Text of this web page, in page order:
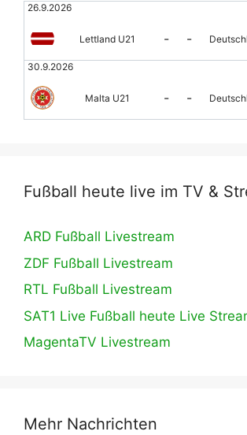
26.9.2026
Lettland U21 - -
30.9.2026
Malta U21 - -
Fußball heute live im TV &
ARD Fußball Livestream
ZDF Fußball Livestream
RTL Fußball Livestream
SAT1 Live Fußball heute Live
MagentaTV Livestream
Mehr Nachrichten